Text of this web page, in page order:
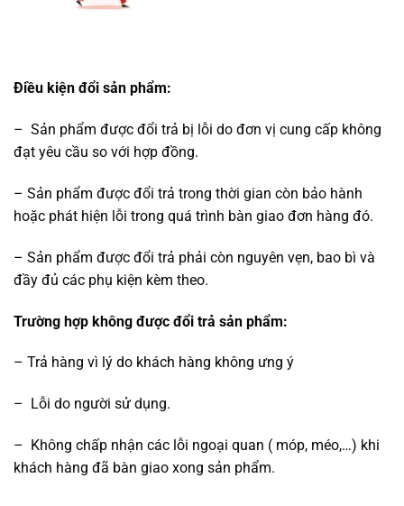
Điều kiện đổi sản phẩm:
– Sản phẩm được đổi trả bị lỗi do đơn vị cung cấp không
đạt yêu cầu so với hợp đồng.
– Sản phẩm được đổi trả trong thời gian còn bảo hành
hoặc phát hiện lỗi trong quá trình bàn giao đơn hàng đó.
– Sản phẩm được đổi trả phải còn nguyên vẹn, bao bì và
đầy đủ các phụ kiện kèm theo.
Trường hợp không được đổi trả sản phẩm:
– Trả hàng vì lý do khách hàng không ưng ý
– Lỗi do người sử dụng.
– Không chấp nhận các lỗi ngoại quan ( móp, méo,…) khi
khách hàng đã bàn giao xong sản phẩm.